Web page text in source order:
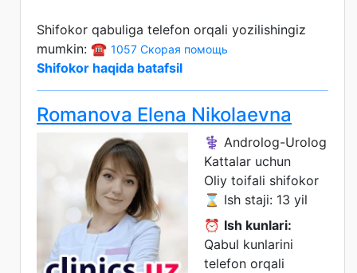
Shifokor qabuliga telefon orqali yozilishingiz
mumkin: ☎️ 1057 Скорая помощь
Shifokor haqida batafsil
Romanova Elena Nikolaevna
⚕️ Androlog-Urolog
Kattalar uchun
Oliy toifali shifokor
⌛ Ish staji: 13 yil
⏰ Ish kunlari:
Qabul kunlarini
telefon orqali